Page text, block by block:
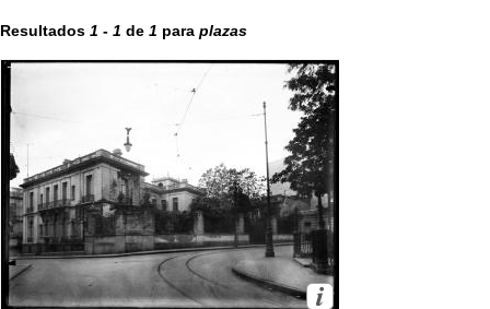
Resultados 1 - 1 de 1 para plazas